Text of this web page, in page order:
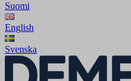
Suomi
English
Svenska